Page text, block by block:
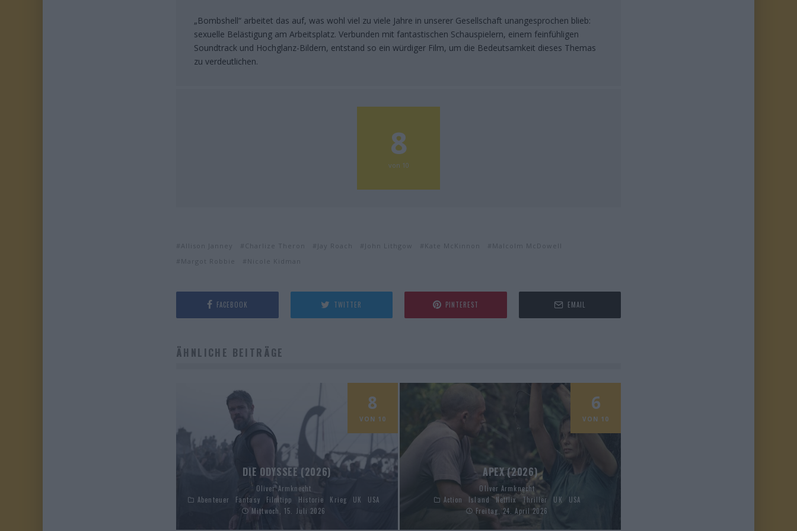
„Bombshell“ arbeitet das auf, was wohl viel zu viele Jahre in unserer Gesellschaft unangesprochen blieb:
sexuelle Belästigung am Arbeitsplatz. Verbunden mit fantastischen Schauspielern, einem feinfühligen
Soundtrack und Hochglanz-Bildern, entstand so ein würdiger Film, um die Bedeutsamkeit dieses Themas
zu verdeutlichen.
8
von 10
Allison Janney Charlize Theron Jay Roach John Lithgow Kate McKinnon
Malcolm McDowell
Margot Robbie
Nicole Kidman
FACEBOOK TWITTER PINTEREST EMAIL
ÄHNLICHE BEITRÄGE
8
VON 10
DIE ODYSSEE (2026)
Oliver Armknecht
Abenteuer
Fantasy Filmtipp Historie Krieg UK
USA
Mittwoch, 15. Juli 2026
6
VON 10
APEX (2026)
Oliver Armknecht
Action
Island Netflix Thriller UK
USA
Freitag, 24. April 2026